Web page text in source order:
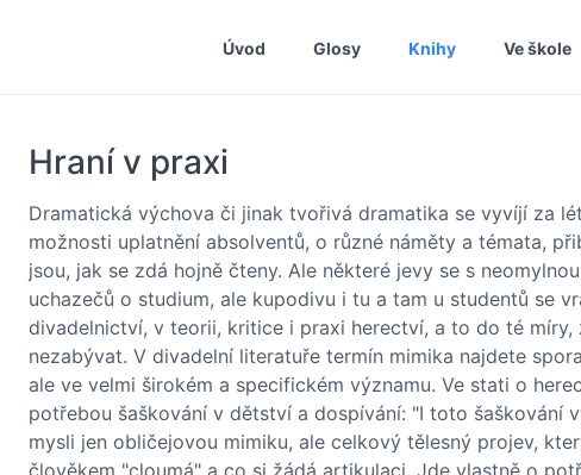
Úvod Glosy Knihy Ve škole
Hraní v praxi
Dramatická výchova či jinak tvořivá dramatika se vyvíjí za
možnosti uplatnění absolventů, o různé náměty a témata,
jsou, jak se zdá hojně čteny. Ale některé jevy se s
uchazečů o studium, ale kupodivu i tu a tam u studentů se
divadelnictví, v teorii, kritice i praxi herectví, a to do té
nezabývat. V divadelní literatuře termín mimika najdete
ale ve velmi širokém a specifickém významu. Ve stati o
potřebou šaškování v dětství a dospívání: "I toto šaškování
mysli jen obličejovou mimiku, ale celkový tělesný projev,
člověkem "cloumá" a co si žádá artikulaci. Jde vlastně o